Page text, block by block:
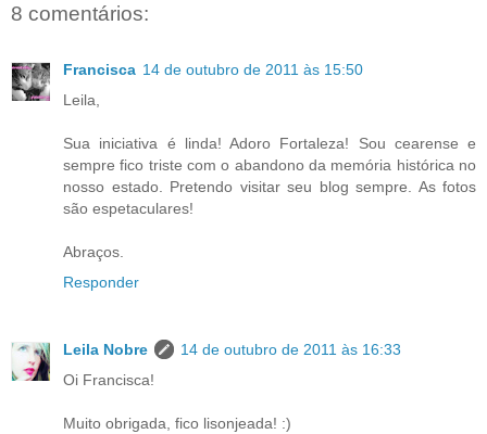
8 comentários:
Francisca 14 de outubro de 2011 às 15:50
Leila,
Sua iniciativa é linda! Adoro Fortaleza! Sou cearense e
sempre fico triste com o abandono da memória histórica no
nosso estado. Pretendo visitar seu blog sempre. As fotos
são espetaculares!
Abraços.
Responder
Leila Nobre
14 de outubro de 2011 às 16:33
Oi Francisca!
Muito obrigada, fico lisonjeada! :)